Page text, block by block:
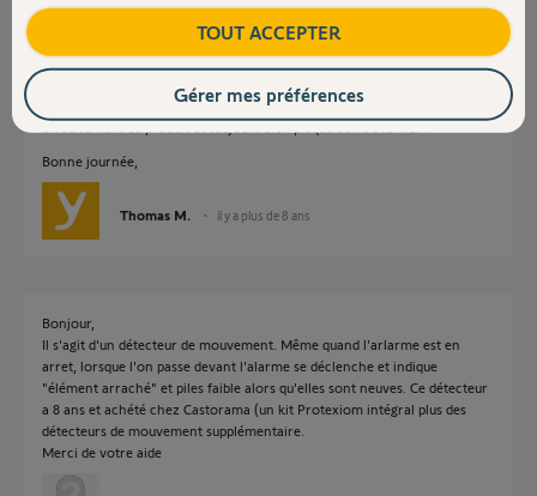
Devant quel type d'élément rencontrez-vous ce défaut (Détecteur
d'ouverture, détecteur de mouvement, détecteur de mouvement pour
petits animaux) ?
Avez-vous vérifié que la lamelle d'auto-protection qui sert à détecter un
Bonne journée,
Thomas M. il y a plus de 8 ans
Bonjour,
Il s'agit d'un détecteur de mouvement. Même quand l'arlarme est en
arret, lorsque l'on passe devant l'alarme se déclenche et indique
"élément arraché" et piles faible alors qu'elles sont neuves. Ce détecteur
a 8 ans et achété chez Castorama (un kit Protexiom intégral plus des
détecteurs de mouvement supplémentaire.
Merci de votre aide
TOUT ACCEPTER
Gérer mes préférences